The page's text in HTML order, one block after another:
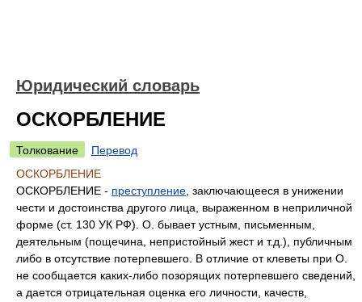
Юридический словарь
ОСКОРБЛЕНИЕ
Толкование
Перевод
ОСКОРБЛЕНИЕ
ОСКОРБЛЕНИЕ - преступление , заключающееся в унижении
чести и достоинства другого лица, выраженном в неприличной
форме (ст. 130 УК РФ). О. бывает устным, письменным,
деятельным (пощечина, непристойный жест и т.д.), публичным
либо в отсутствие потерпевшего. В отличие от клеветы при О.
не сообщается каких-либо позорящих потерпевшего сведений,
а дается отрицательная оценка его личности, качеств,